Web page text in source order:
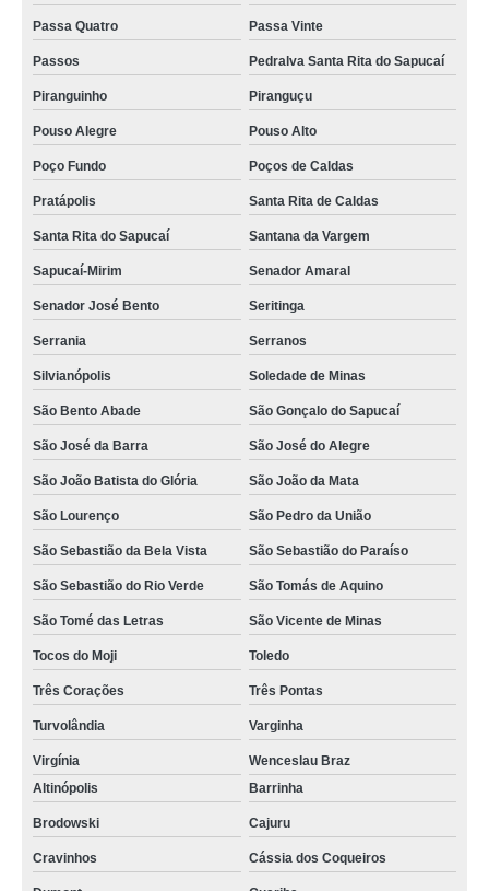
Passa Quatro Passa Vinte
Passos Pedralva Santa Rita do Sapucaí
Piranguinho Piranguçu
Pouso Alegre Pouso Alto
Poço Fundo Poços de Caldas
Pratápolis Santa Rita de Caldas
Santa Rita do Sapucaí Santana da Vargem
Sapucaí-Mirim Senador Amaral
Senador José Bento Seritinga
Serrania Serranos
Silvianópolis Soledade de Minas
São Bento Abade São Gonçalo do Sapucaí
São José da Barra São José do Alegre
São João Batista do Glória São João da Mata
São Lourenço São Pedro da União
São Sebastião da Bela Vista São Sebastião do Paraíso
São Sebastião do Rio Verde São Tomás de Aquino
São Tomé das Letras São Vicente de Minas
Tocos do Moji Toledo
Três Corações Três Pontas
Turvolândia Varginha
Virgínia
Wenceslau Braz
Altinópolis
Barrinha
Brodowski Cajuru
Cravinhos Cássia dos Coqueiros